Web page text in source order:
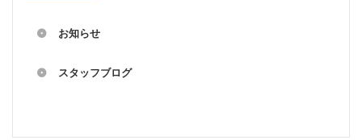
お知らせ
スタッフブログ